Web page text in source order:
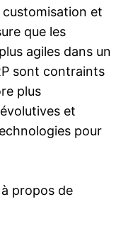
et
que les
agiles dans un
sont contraints
plus
et
pour
propos de